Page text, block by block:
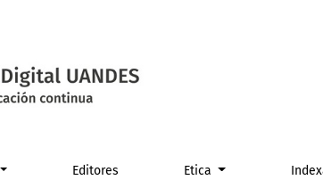
19.886
Editores Etica